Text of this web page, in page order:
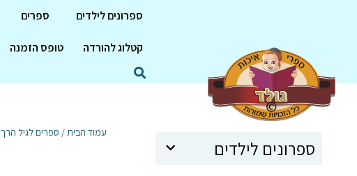
ספרונים לילדים ספרים
קטלוג להורדה טופס הזמנה
ספרונים לילדים
עמוד הבית/ ספרים לגיל הרך